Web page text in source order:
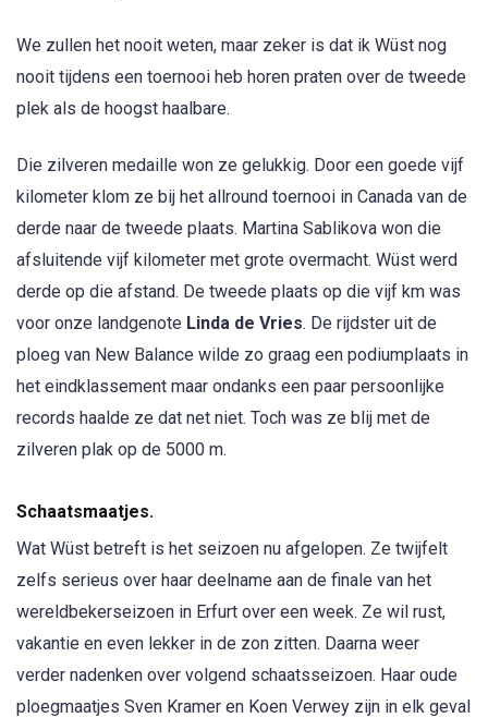
We zullen het nooit weten, maar zeker is dat ik Wüst nog
nooit tijdens een toernooi heb horen praten over de tweede
plek als de hoogst haalbare.
Die zilveren medaille won ze gelukkig. Door een goede vijf
kilometer klom ze bij het allround toernooi in Canada van de
derde naar de tweede plaats. Martina Sablikova won die
afsluitende vijf kilometer met grote overmacht. Wüst werd
derde op die afstand. De tweede plaats op die vijf km was
voor onze landgenote Linda de Vries. De rijdster uit de
ploeg van New Balance wilde zo graag een podiumplaats in
het eindklassement maar ondanks een paar persoonlijke
records haalde ze dat net niet. Toch was ze blij met de
zilveren plak op de 5000 m.
Schaatsmaatjes.
Wat Wüst betreft is het seizoen nu afgelopen. Ze twijfelt
zelfs serieus over haar deelname aan de finale van het
wereldbekerseizoen in Erfurt over een week. Ze wil rust,
vakantie en even lekker in de zon zitten. Daarna weer
verder nadenken over volgend schaatsseizoen. Haar oude
ploegmaatjes Sven Kramer en Koen Verwey zijn in elk geval